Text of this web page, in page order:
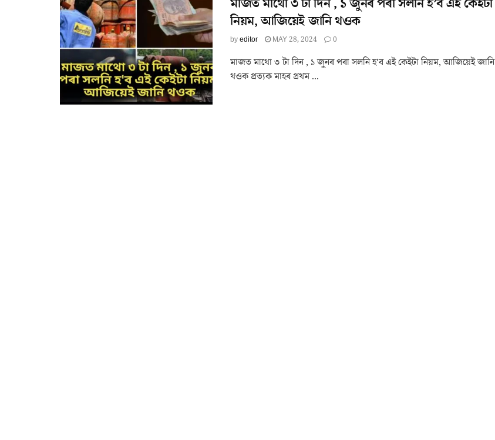
মাজত মাথো ৩ টা দিন , ১ জুনৰ পৰা সলনি হ’ব এই কেইটা
নিয়ম, আজিয়েই জানি থওক
byeditor MAY 28, 2024 0
মাজত মাথো ৩ টা দিন , ১ জুনৰ পৰা সলনি হ'ব এই কেইটা নিয়ম, আজিয়েই জানি
থওক প্ৰত্যক মাহৰ প্ৰথম ...